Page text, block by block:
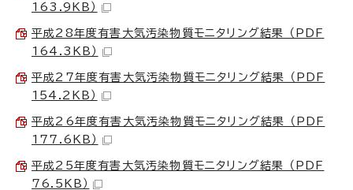
163.9KB）
平成28年度有害大気汚染物質モニタリング結果 （PDF
164.3KB）
平成27年度有害大気汚染物質モニタリング結果 （PDF
154.2KB）
平成26年度有害大気汚染物質モニタリング結果 （PDF
177.6KB）
平成25年度有害大気汚染物質モニタリング結果 （PDF
76.5KB）